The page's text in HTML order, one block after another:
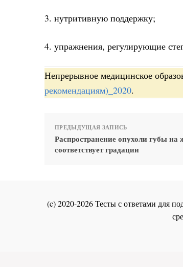
3. нутритивную поддержку;
4. упражнения, регулирующие
Непрерывное медицинское
рекомендациям)_2020.
ПРЕДЫДУЩАЯ ЗАПИСЬ
Распространение опухоли губы на
соответствует градации
(c) 2020-2026 Тесты с ответами для